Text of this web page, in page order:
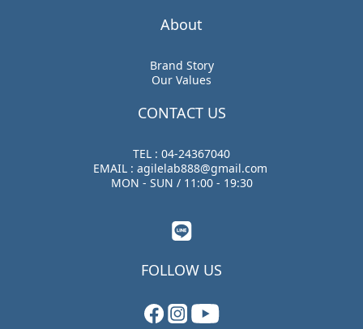
About
Brand Story
Our Values
CONTACT US
TEL : 04-24367040
EMAIL : agilelab888@gmail.com
MON - SUN / 11:00 - 19:30
FOLLOW US